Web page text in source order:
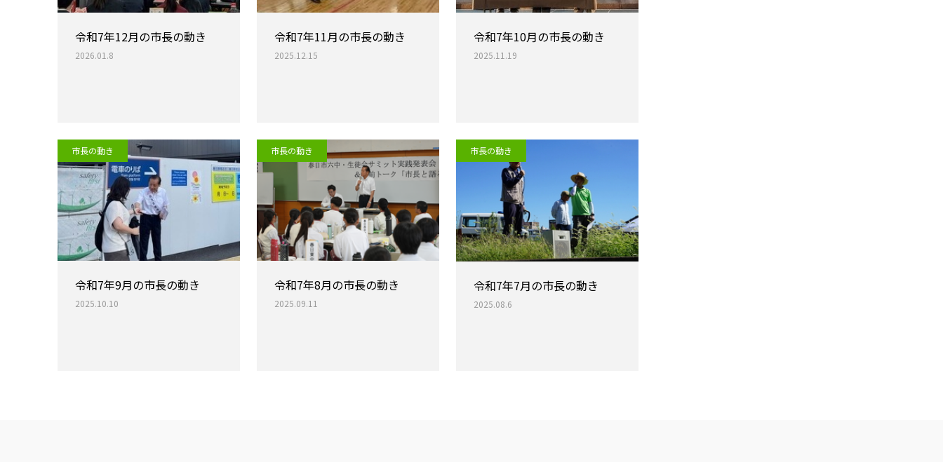
令和7年12月の市長の動き
2026.01.8
令和7年11月の市長の動き
2025.12.15
令和7年10月の市長の動き
2025.11.19
市長の動き
令和7年9月の市長の動き
2025.10.10
市長の動き
令和7年8月の市長の動き
2025.09.11
市長の動き
令和7年7月の市長の動き
2025.08.6